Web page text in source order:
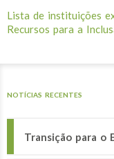
Lista de instituições
Recursos para a
NOTÍCIAS RECENTES
Transição para o